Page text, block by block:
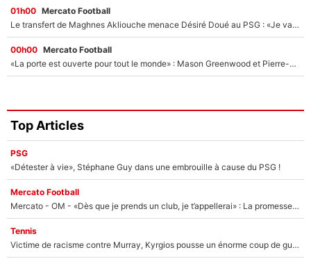
01h00 Mercato Football
Le transfert de Maghnes Akliouche menace Désiré Doué au PSG : «Je valide à 200%»
00h00 Mercato Football
«La porte est ouverte pour tout le monde» : Mason Greenwood et Pierre-Emerick Aubameyang ont quitté l'OM, Amine Gouiri balance sur la suite du mercato et sur la réaction du vestiaire !
Top Articles
PSG
«Détester à vie», Stéphane Guy dans une embrouille à cause du PSG !
Mercato Football
Mercato - OM - «Dès que je prends un club, je t’appellerai» : La promesse de Marcelino au moment de claquer la porte
Tennis
Victime de racisme contre Murray, Kyrgios pousse un énorme coup de gueule !